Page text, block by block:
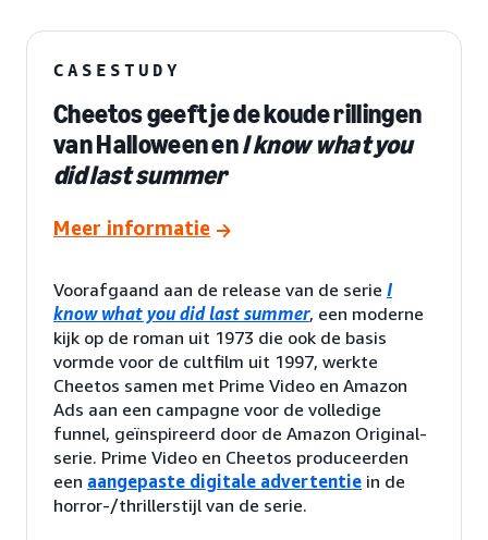
CASESTUDY
Cheetos geeft je de koude rillingen
van Halloween enI know what you
did last summer
Meer informatie
Voorafgaand aan de release van de serie I
know what you did last summer, een moderne
kijk op de roman uit 1973 die ook de basis
vormde voor de cultfilm uit 1997, werkte
Cheetos samen met Prime Video en Amazon
Ads aan een campagne voor de volledige
funnel, geïnspireerd door de Amazon Original-
serie. Prime Video en Cheetos produceerden
een aangepaste digitale advertentie in de
horror-/thrillerstijl van de serie.